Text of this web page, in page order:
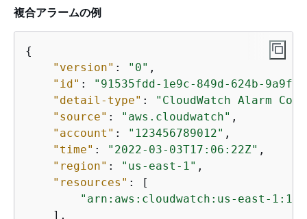
複合アラームの例
{
"version" : "0" ,
"id" :
"91535fdd-1e9c-849d-624b-
"detail-type" :
"CloudWatch Alarm
"source" : "aws.cloudwatch" ,
"account" : "123456789012" ,
"time" : "2022-03-03T17:06:22Z" ,
"region" : "us-east-1" ,
"resources" : [
"arn:aws:cloudwatch:us-east-
    ],